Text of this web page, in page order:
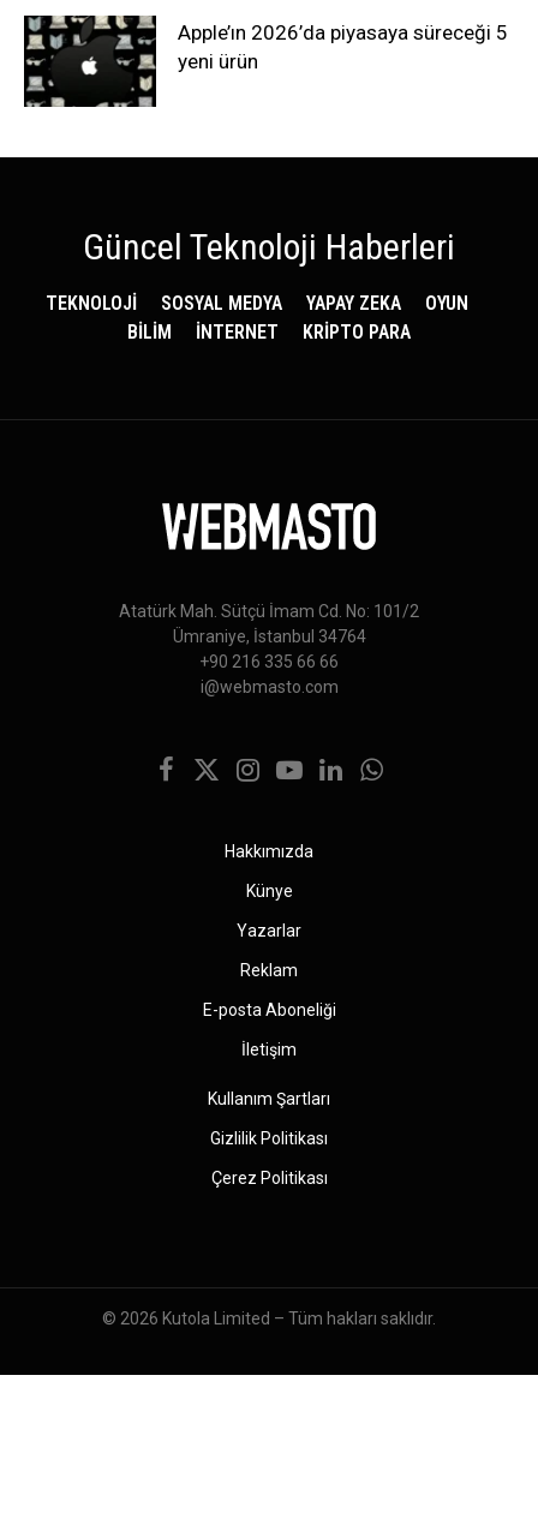
Apple’ın 2026’da piyasaya süreceği 5
yeni ürün
Güncel Teknoloji Haberleri
TEKNOLOJİ SOSYAL MEDYA YAPAY ZEKA
OYUN
BİLİM
İNTERNET KRİPTO PARA
Atatürk Mah. Sütçü İmam Cd. No: 101/2
Ümraniye, İstanbul 34764
+90 216 335 66 66
i@webmasto.com
Facebook
X
Instagram
YouTubeLinkedInWhatsApp
Hakkımızda
Künye
Yazarlar
Reklam
E-posta Aboneliği
İletişim
Kullanım Şartları
Gizlilik Politikası
Çerez Politikası
© 2026 Kutola Limited – Tüm hakları saklıdır.